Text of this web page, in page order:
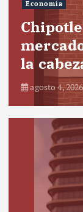
Economía
la
agosto 4, 2026